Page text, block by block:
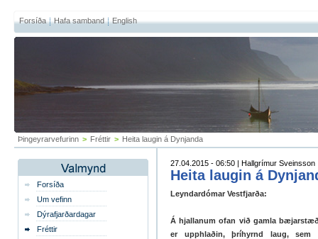
Forsíða Hafa samband English
Þingeyrarvefurinn > Fréttir > Heita laugin á Dynjanda
Forsíða
Um vefinn
Dýrafjarðardagar
Fréttir
27.04.2015 - 06:50 | Hallgrímur Sveinsson
Heita laugin á
Leyndardómar Vestfjarða:
Á hjallanum ofan við gamla
er upphlaðin, þríhyrnd laug,